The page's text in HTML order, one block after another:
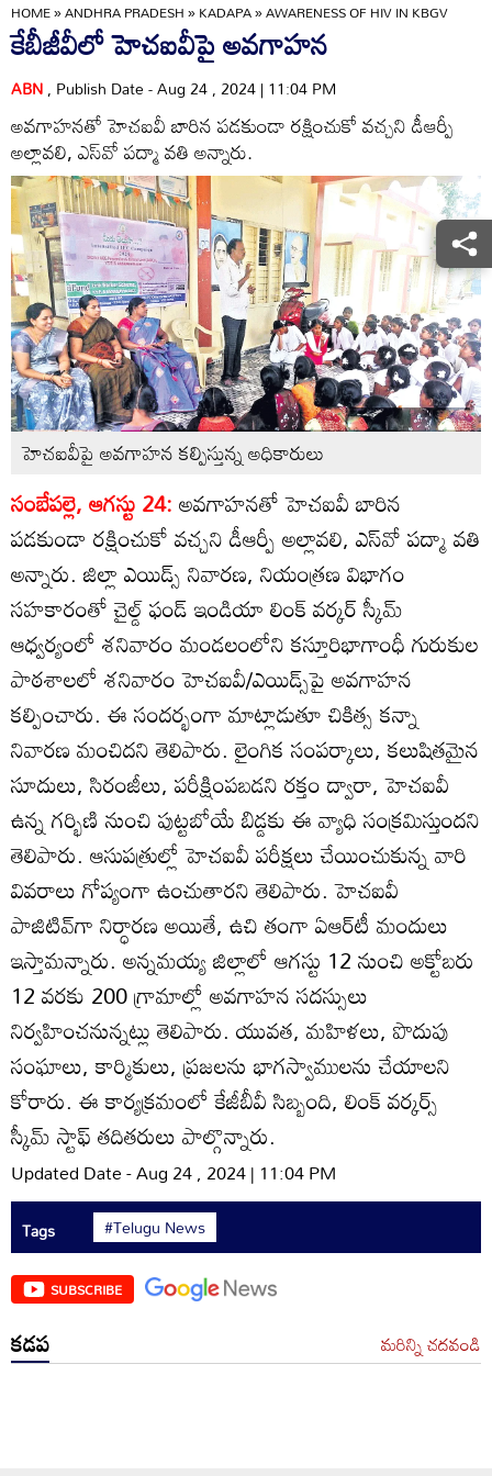
HOME»ANDHRA PRADESH»KADAPA»AWARENESS OF HIV IN KBGV
కేబీజీవీలో హెచఐవీపై అవగాహన
ABN, Publish Date - Aug 24 , 2024 | 11:04 PM
అవగాహనతో హెచఐవీ బారిన పడకుండా రక్షించుకో వచ్చని డీఆర్పీ
అల్లావలి, ఎస్‌వో పద్మా వతి అన్నారు.
హెచఐవీపై అవగాహన కల్పిస్తున్న అధికారులు
సంబేపల్లె, ఆగస్టు 24:అవగాహనతో హెచఐవీ బారిన
పడకుండా రక్షించుకో వచ్చని డీఆర్పీ అల్లావలి, ఎస్‌వో పద్మా వతి
అన్నారు. జిల్లా ఎయిడ్స్‌ నివారణ, నియంత్రణ విభాగం
సహకారంతో చైల్డ్‌ ఫండ్‌ ఇండియా లింక్‌ వర్కర్‌ స్కీమ్‌
ఆధ్వర్యంలో శనివారం మండలంలోని కస్తూరిభాగాంధీ గురుకుల
పాఠశాలలో శనివారం హెచఐవీ/ఎయిడ్స్‌పై అవగాహన
కల్పించారు. ఈ సందర్భంగా మాట్లాడుతూ చికిత్స కన్నా
నివారణ మంచిదని తెలిపారు. లైంగిక సంపర్కాలు, కలుషితమైన
సూదులు, సిరంజీలు, పరీక్షింపబడని రక్తం ద్వారా, హెచఐవీ
ఉన్న గర్భిణి నుంచి పుట్టబోయే బిడ్డకు ఈ వ్యాధి సంక్రమిస్తుందని
తెలిపారు. ఆసుపత్రుల్లో హెచఐవీ పరీక్షలు చేయించుకున్న వారి
వివరాలు గోప్యంగా ఉంచుతారని తెలిపారు. హెచఐవీ
పాజిటివ్‌గా నిర్ధారణ అయితే, ఉచి తంగా ఏఆర్‌టీ మందులు
ఇస్తామన్నారు. అన్నమయ్య జిల్లాలో ఆగస్టు 12 నుంచి అక్టోబరు
12 వరకు 200 గ్రామాల్లో అవగాహన సదస్సులు
నిర్వహించనున్నట్లు తెలిపారు. యువత, మహిళలు, పొదుపు
సంఘాలు, కార్మికులు, ప్రజలను భాగస్వాములను చేయాలని
కోరారు. ఈ కార్యక్రమంలో కేజీబీవీ సిబ్బంది, లింక్‌ వర్కర్స్‌
స్కీమ్‌ స్టాఫ్‌ తదితరులు పాల్గొన్నారు.
Updated Date - Aug 24 , 2024 | 11:04 PM
Tags #Telugu News
SUBSCRIBE
కడప మరిన్ని చదవండి